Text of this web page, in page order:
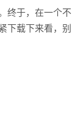
终于，在一个不
下载下来看，别